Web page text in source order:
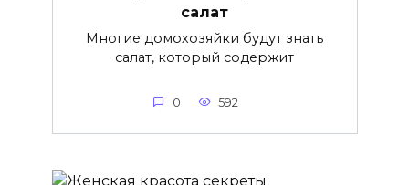
салат
Многие домохозяйки будут знать
салат, который содержит
0 592